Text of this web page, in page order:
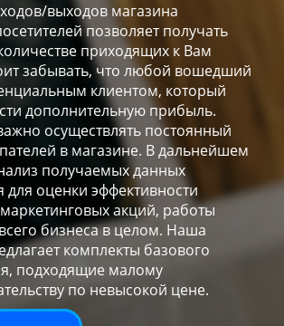
выходов магазина
позволяет получать
приходящих к Вам
забывать, что любой вошедший
клиентом, который
дополнительную прибыль.
осуществлять постоянный
в магазине. В дальнейшем
получаемых данных
для оценки эффективности
акций, работы
бизнеса в целом. Наша
комплекты базового
подходящие малому
по невысокой цене.